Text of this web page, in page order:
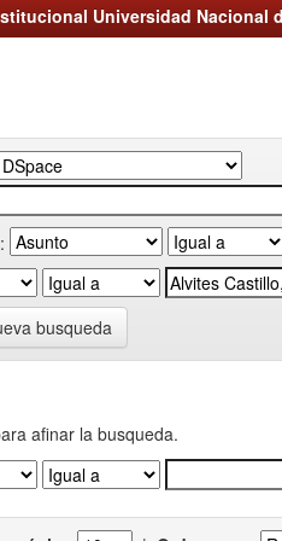
Universidad Nacional
busqueda
afinar la busqueda.